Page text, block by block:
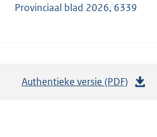
Provinciaal blad 2026, 6339
Authentieke versie (PDF)